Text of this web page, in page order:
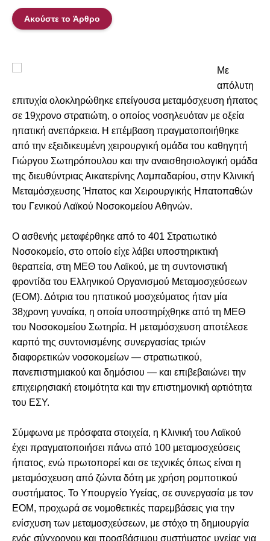
Ακούστε το Άρθρο
Με
απόλυτη
επιτυχία ολοκληρώθηκε επείγουσα μεταμόσχευση ήπατος
σε 19χρονο στρατιώτη, ο οποίος νοσηλευόταν με οξεία
ηπατική ανεπάρκεια. Η επέμβαση πραγματοποιήθηκε
από την εξειδικευμένη χειρουργική ομάδα του καθηγητή
Γιώργου Σωτηρόπουλου και την αναισθησιολογική ομάδα
της διευθύντριας Αικατερίνης Λαμπαδαρίου, στην Κλινική
Μεταμόσχευσης Ήπατος και Χειρουργικής Ηπατοπαθών
του Γενικού Λαϊκού Νοσοκομείου Αθηνών.
Ο ασθενής μεταφέρθηκε από το 401 Στρατιωτικό
Νοσοκομείο, στο οποίο είχε λάβει υποστηρικτική
θεραπεία, στη ΜΕΘ του Λαϊκού, με τη συντονιστική
φροντίδα του Ελληνικού Οργανισμού Μεταμοσχεύσεων
(ΕΟΜ). Δότρια του ηπατικού μοσχεύματος ήταν μία
38χρονη γυναίκα, η οποία υποστηρίχθηκε από τη ΜΕΘ
του Νοσοκομείου Σωτηρία. Η μεταμόσχευση αποτέλεσε
καρπό της συντονισμένης συνεργασίας τριών
διαφορετικών νοσοκομείων — στρατιωτικού,
πανεπιστημιακού και δημόσιου — και επιβεβαιώνει την
επιχειρησιακή ετοιμότητα και την επιστημονική αρτιότητα
του ΕΣΥ.
Σύμφωνα με πρόσφατα στοιχεία, η Κλινική του Λαϊκού
έχει πραγματοποιήσει πάνω από 100 μεταμοσχεύσεις
ήπατος, ενώ πρωτοπορεί και σε τεχνικές όπως είναι η
μεταμόσχευση από ζώντα δότη με χρήση ρομποτικού
συστήματος. Το Υπουργείο Υγείας, σε συνεργασία με τον
ΕΟΜ, προχωρά σε νομοθετικές παρεμβάσεις για την
ενίσχυση των μεταμοσχεύσεων, με στόχο τη δημιουργία
ενός σύγχρονου και προσβάσιμου συστήματος υγείας για